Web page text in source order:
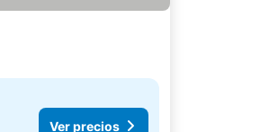
Ver precios